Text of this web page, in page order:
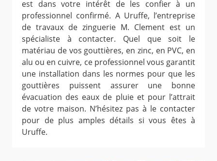
est dans votre intérêt de les confier à un
professionnel confirmé. A Uruffe, l’entreprise
de travaux de zinguerie M. Clement est un
spécialiste à contacter. Quel que soit le
matériau de vos gouttières, en zinc, en PVC, en
alu ou en cuivre, ce professionnel vous garantit
une installation dans les normes pour que les
gouttières puissent assurer une bonne
évacuation des eaux de pluie et pour l’attrait
de votre maison. N’hésitez pas à le contacter
pour de plus amples détails si vous êtes à
Uruffe.